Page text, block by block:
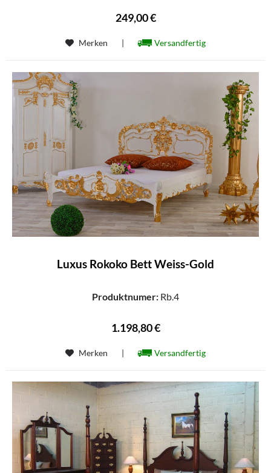
249,00 €
Merken | Versandfertig
Luxus Rokoko Bett Weiss-Gold
Produktnumer: Rb.4
1.198,80 €
Merken | Versandfertig